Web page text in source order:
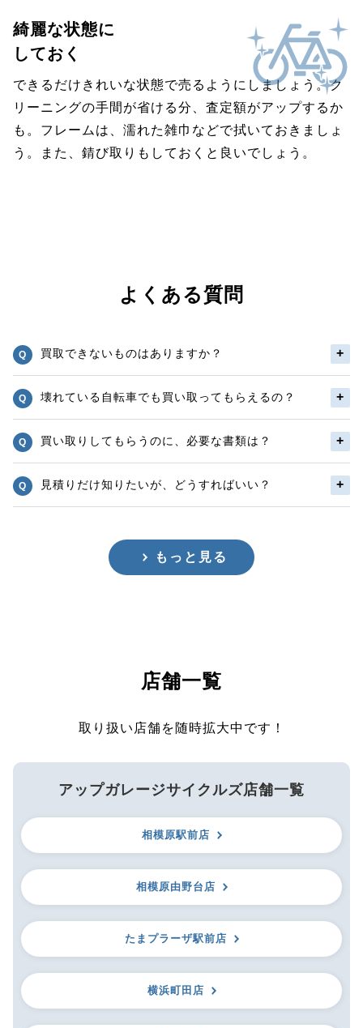
綺麗な状態に
しておく
できるだけきれいな状態で売るようにしましょう。ク
リーニングの手間が省ける分、査定額がアップするか
も。フレームは、濡れた雑巾などで拭いておきましょ
う。また、錆び取りもしておくと良いでしょう。
よくある質問
買取できないものはありますか？
壊れている自転車でも買い取ってもらえるの？
買い取りしてもらうのに、必要な書類は？
見積りだけ知りたいが、どうすればいい？
もっと見る
店舗一覧
取り扱い店舗を随時拡大中です！
アップガレージサイクルズ店舗一覧
相模原駅前店
相模原由野台店
たまプラーザ駅前店
横浜町田店